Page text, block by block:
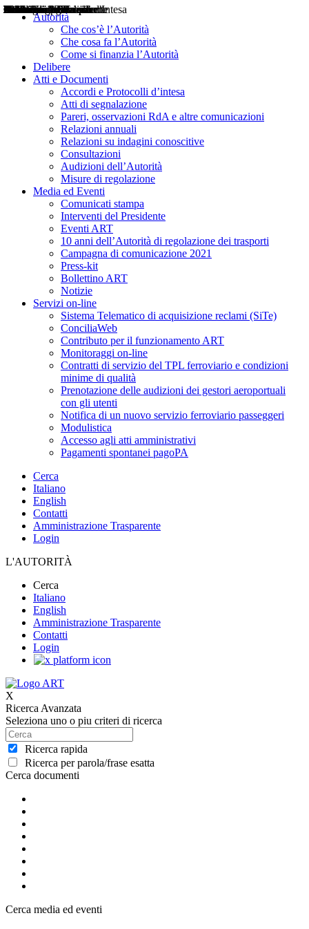
Autorità
Che cos’è l’Autorità
Che cosa fa l’Autorità
Come si finanzia l’Autorità
Delibere
Atti e Documenti
Accordi e Protocolli d’intesa
Atti di segnalazione
Pareri, osservazioni RdA e altre comunicazioni
Relazioni annuali
Relazioni su indagini conoscitive
Consultazioni
Audizioni dell’Autorità
Misure di regolazione
Media ed Eventi
Comunicati stampa
Interventi del Presidente
Eventi ART
10 anni dell’Autorità di regolazione dei trasporti
Campagna di comunicazione 2021
Press-kit
Bollettino ART
Notizie
Servizi on-line
Sistema Telematico di acquisizione reclami (SiTe)
ConciliaWeb
Contributo per il funzionamento ART
Monitoraggi on-line
Contratti di servizio del TPL ferroviario e condizioni
minime di qualità
Prenotazione delle audizioni dei gestori aeroportuali
con gli utenti
Notifica di un nuovo servizio ferroviario passeggeri
Modulistica
Accesso agli atti amministrativi
Pagamenti spontanei pagoPA
Cerca
Italiano
English
Contatti
Amministrazione Trasparente
Login
L'AUTORITÀ
Cerca
Italiano
English
Amministrazione Trasparente
Contatti
Login
X
Ricerca Avanzata
Seleziona uno o piu criteri di ricerca
Ricerca rapida
Ricerca per parola/frase esatta
Cerca documenti
Delibere
Pareri
Consultazioni
Audizioni
Atti di Segnalazione
Accordi e Protocolli d'Intesa
Relazioni annuali
Misure di regolazione
Cerca media ed eventi
Notizie
Comunicati Stampa
Bollettini ART
Convegni ART
Interviste del Presidente
Articoli in primo piano
Interventi del Presidente
2004
2005
2010
2013
2014
2015
2016
2017
2018
2019
202
2020
2021
2022
2023
2024
2025
2026
Aereo
Marittimo
Terrestre